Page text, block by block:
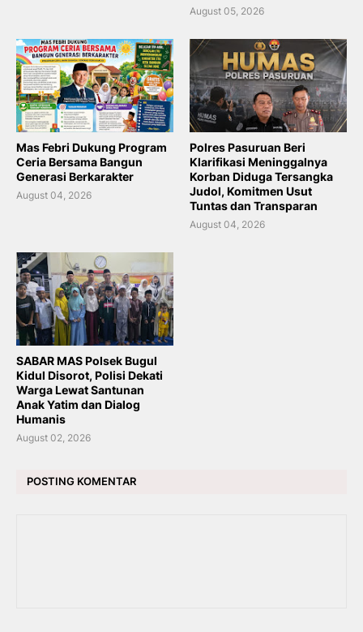
August 05, 2026
Mas Febri Dukung Program
Ceria Bersama Bangun
Generasi Berkarakter
August 04, 2026
Polres Pasuruan Beri
Klarifikasi Meninggalnya
Korban Diduga Tersangka
Judol, Komitmen Usut
Tuntas dan Transparan
August 04, 2026
SABAR MAS Polsek Bugul
Kidul Disorot, Polisi Dekati
Warga Lewat Santunan
Anak Yatim dan Dialog
Humanis
August 02, 2026
POSTING KOMENTAR